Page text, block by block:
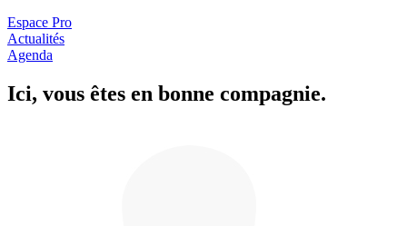
Espace Pro
Actualités
Agenda
Ici, vous êtes en bonne compagnie.